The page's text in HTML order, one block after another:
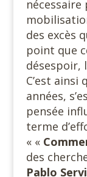
des excès
point que
désespoir,
C’est ainsi
années,
pensée
terme
« «
des
Pablo